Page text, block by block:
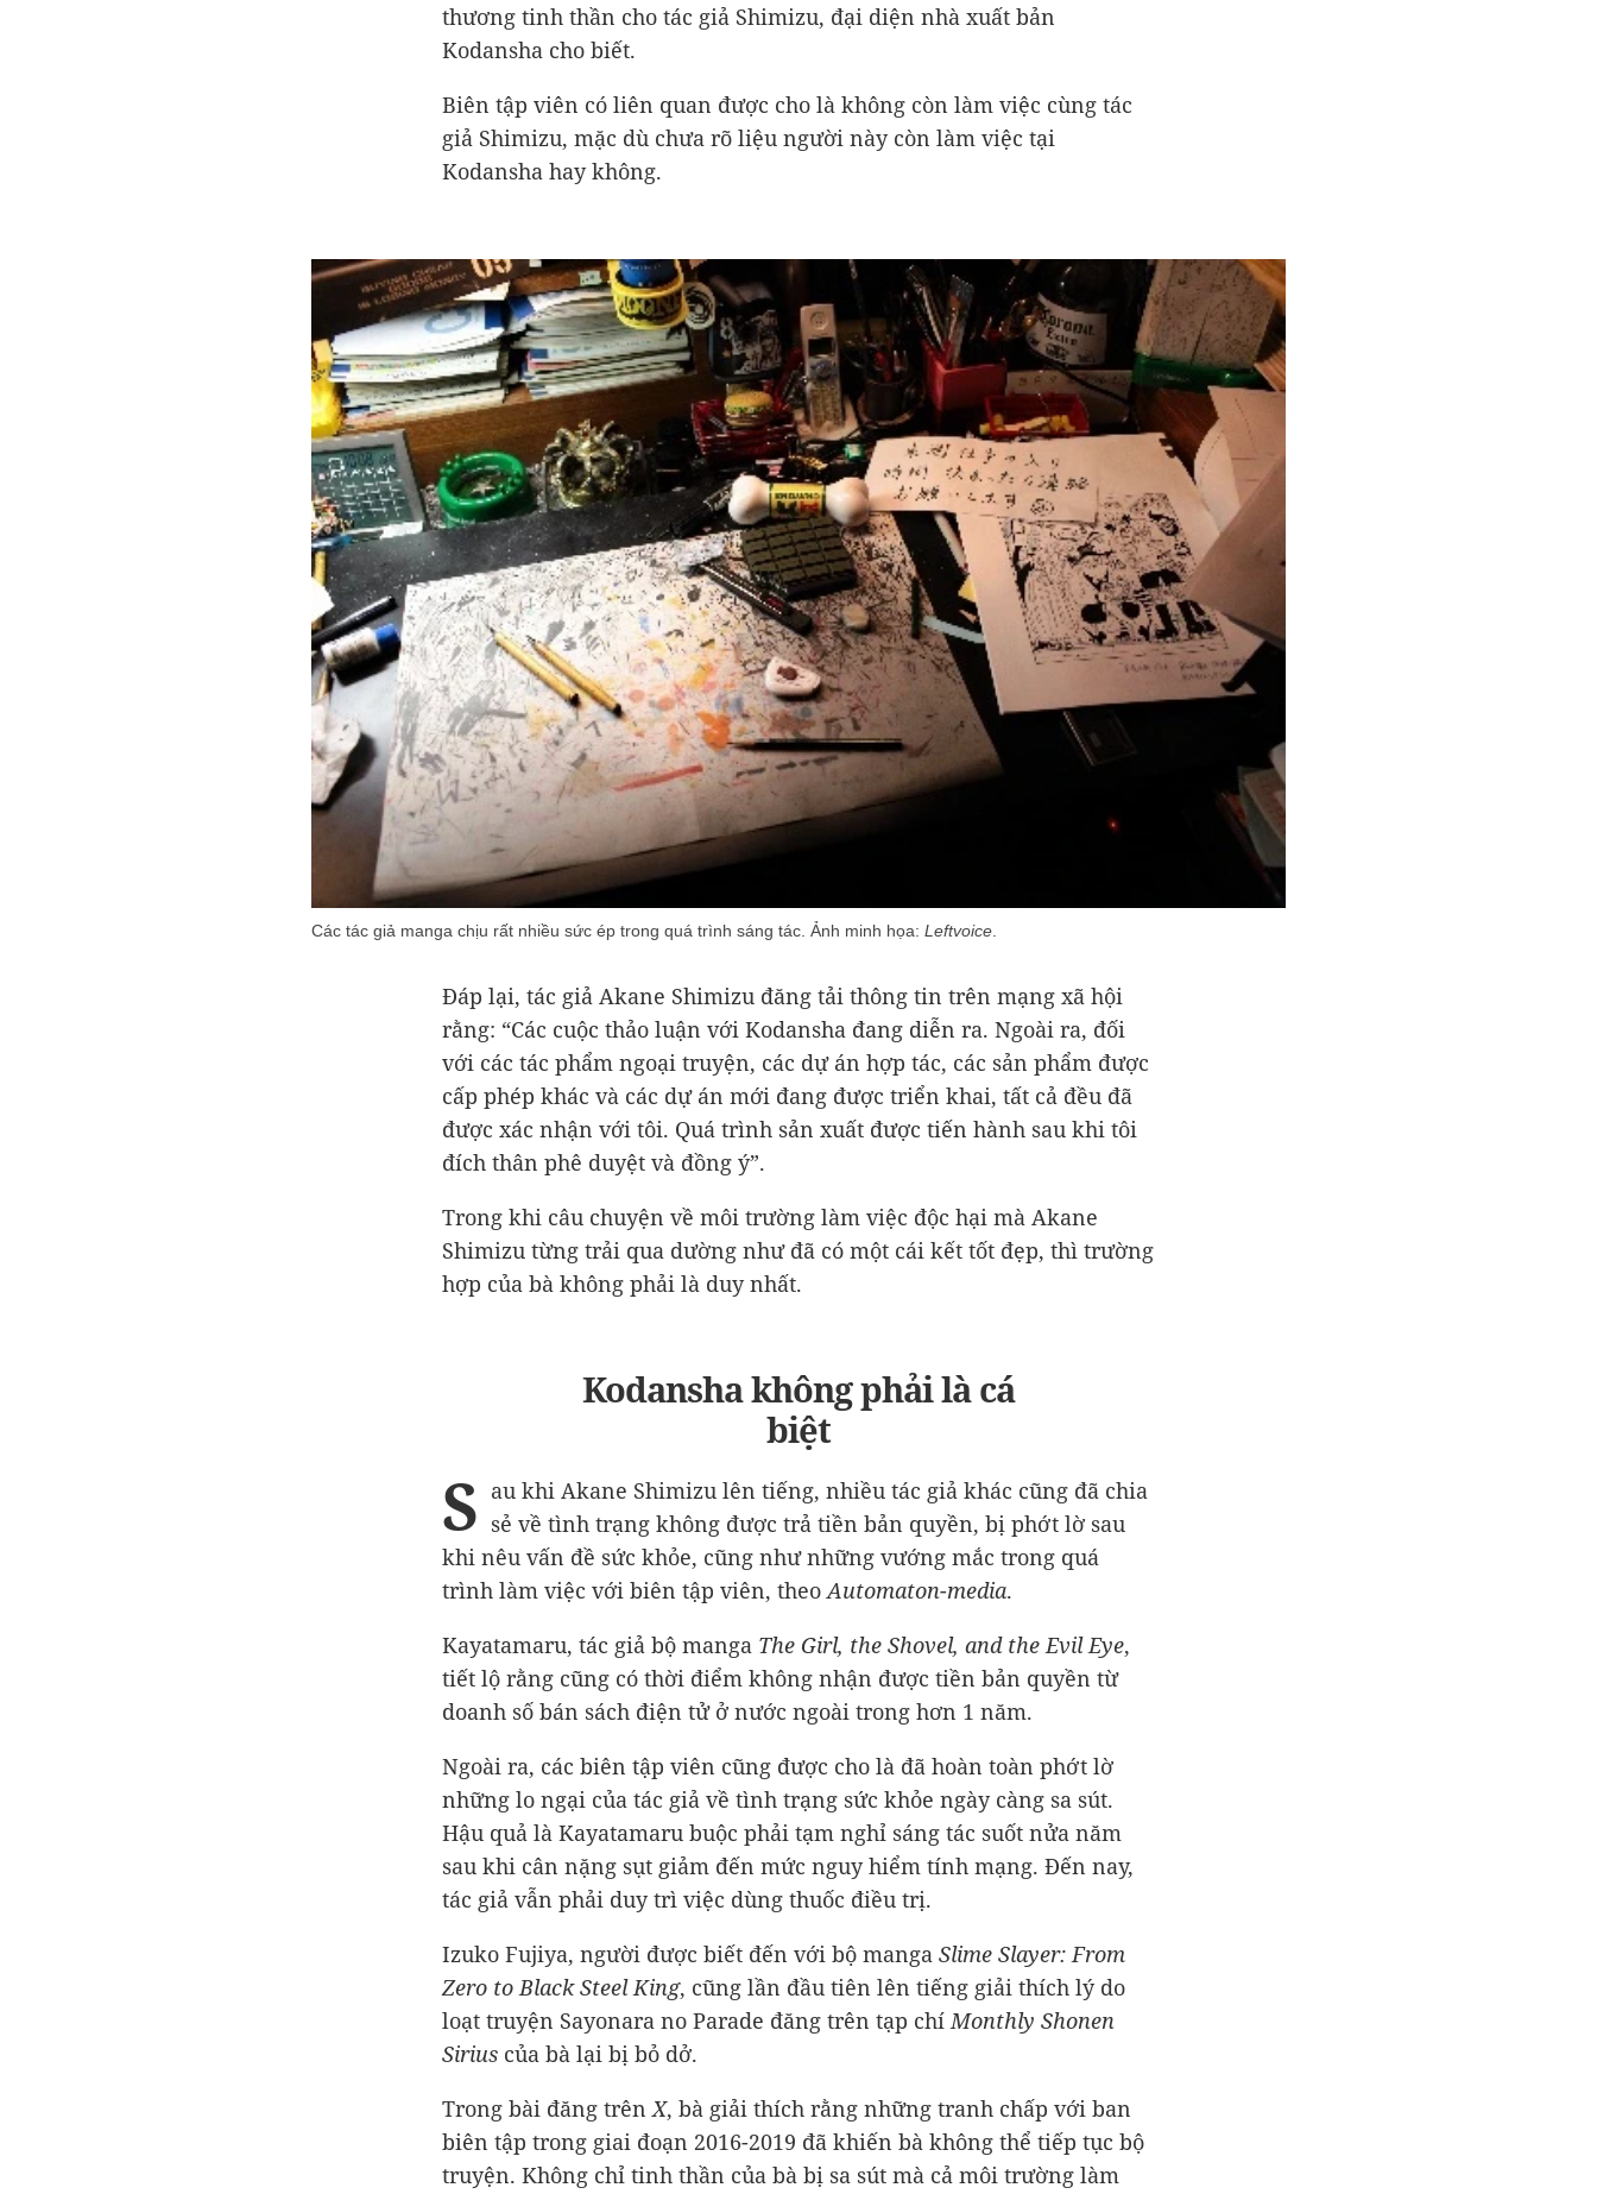
thương tinh thần cho tác giả Shimizu, đại diện nhà xuất bản
Kodansha cho biết.
Biên tập viên có liên quan được cho là không còn làm việc cùng tác
giả Shimizu, mặc dù chưa rõ liệu người này còn làm việc tại
Kodansha hay không.
Các tác giả manga chịu rất nhiều sức ép trong quá trình sáng tác. Ảnh minh họa: Leftvoice
Đáp lại, tác giả Akane Shimizu đăng tải thông tin trên mạng xã hội
rằng: “Các cuộc thảo luận với Kodansha đang diễn ra. Ngoài ra, đối
với các tác phẩm ngoại truyện, các dự án hợp tác, các sản phẩm được
cấp phép khác và các dự án mới đang được triển khai, tất cả đều đã
được xác nhận với tôi. Quá trình sản xuất được tiến hành sau khi tôi
đích thân phê duyệt và đồng ý”.
Trong khi câu chuyện về môi trường làm việc độc hại mà Akane
Shimizu từng trải qua dường như đã có một cái kết tốt đẹp, thì trường
hợp của bà không phải là duy nhất.
Kodansha không phải là cá
biệt
S au khi Akane Shimizu lên tiếng, nhiều tác giả khác cũng đã chia
sẻ về tình trạng không được trả tiền bản quyền, bị phớt lờ sau
khi nêu vấn đề sức khỏe, cũng như những vướng mắc trong quá
trình làm việc với biên tập viên, theoAutomaton-media.
Kayatamaru, tác giả bộ manga The Girl, the Shovel, and the Evil Eye,
tiết lộ rằng cũng có thời điểm không nhận được tiền bản quyền từ
doanh số bán sách điện tử ở nước ngoài trong hơn 1 năm.
Ngoài ra, các biên tập viên cũng được cho là đã hoàn toàn phớt lờ
những lo ngại của tác giả về tình trạng sức khỏe ngày càng sa sút.
Hậu quả là Kayatamaru buộc phải tạm nghỉ sáng tác suốt nửa năm
sau khi cân nặng sụt giảm đến mức nguy hiểm tính mạng. Đến nay,
tác giả vẫn phải duy trì việc dùng thuốc điều trị.
Izuko Fujiya, người được biết đến với bộ manga Slime Slayer: From
Zero to Black Steel King, cũng lần đầu tiên lên tiếng giải thích lý do
loạt truyện Sayonara no Parade đăng trên tạp chíMonthly Shonen
Sirius của bà lại bị bỏ dở.
Trong bài đăng trênX, bà giải thích rằng những tranh chấp với ban
biên tập trong giai đoạn 2016-2019 đã khiến bà không thể tiếp tục bộ
truyện. Không chỉ tinh thần của bà bị sa sút mà cả môi trường làm